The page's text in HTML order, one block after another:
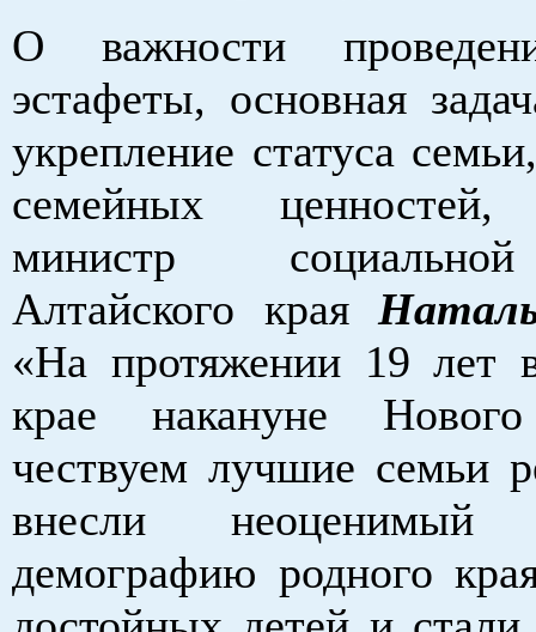
О важности
эстафеты, основная
укрепление статуса
семейных ценностей,
министр
Алтайского края
«На протяжении 19 лет
крае накануне
чествуем лучшие семьи
внесли
демографию родного